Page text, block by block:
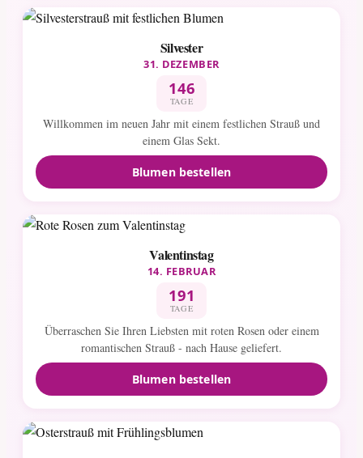
Silvester
31. DEZEMBER
146
TAGE
Willkommen im neuen Jahr mit einem festlichen Strauß und
einem Glas Sekt.
Blumen bestellen
Valentinstag
14. FEBRUAR
191
TAGE
Überraschen Sie Ihren Liebsten mit roten Rosen oder einem
romantischen Strauß - nach Hause geliefert.
Blumen bestellen